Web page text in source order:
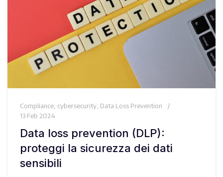
Compliance, cybersecurity, Data Loss Prevention
13 Feb 2024
Data loss prevention (DLP):
proteggi la sicurezza dei dati
sensibili